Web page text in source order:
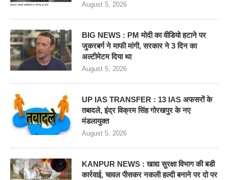
August 5, 2026
BIG NEWS : PM मोदी का वीडियो हटाने पर
जुकरबर्ग ने माफी मांगी, सरकार ने 3 दिन का
अल्टीमेटम दिया था
August 5, 2026
UP IAS TRANSFER : 13 IAS अफसरों के
तबादले, इंद्र विक्रम सिंह गोरखपुर के नए
मंडलायुक्त
August 5, 2026
KANPUR NEWS : खाद्य सुरक्षा विभाग की बडी
कार्रवाई, चावल पीसकर नकली हल्दी बनाने पर दो पर